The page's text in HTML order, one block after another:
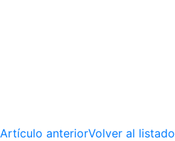
Artículo anteriorVolver al listado